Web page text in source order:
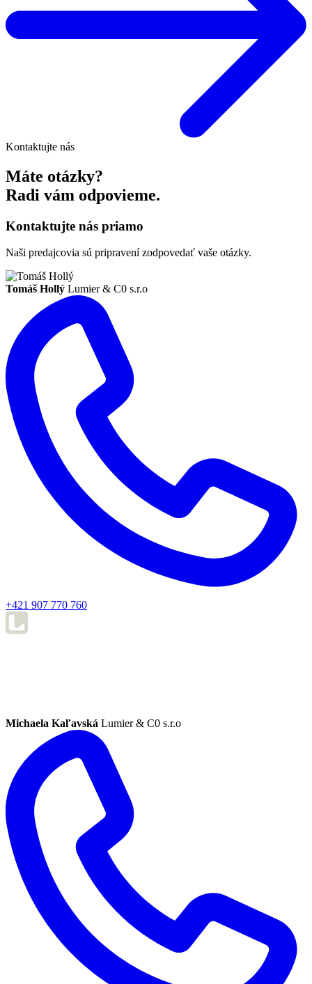
Kontaktujte nás
Máte otázky?
Radi vám odpovieme.
Kontaktujte nás priamo
Naši predajcovia sú pripravení zodpovedať vaše otázky.
Tomáš Hollý Lumier & C0 s.r.o
+421 907 770 760
Michaela Kaľavská Lumier & C0 s.r.o